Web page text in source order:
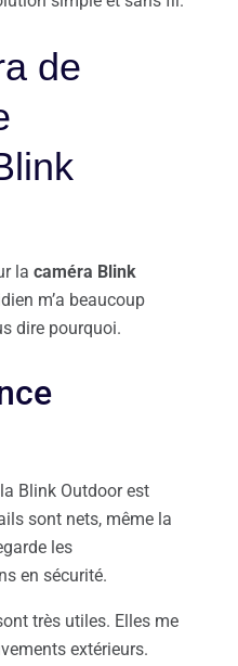
de
la caméra Blink
m’a beaucoup
dire pourquoi.
Blink Outdoor est
sont nets, même la
les
en sécurité.
très utiles. Elles me
extérieurs.